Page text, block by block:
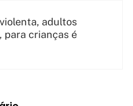
adultos
para crianças é